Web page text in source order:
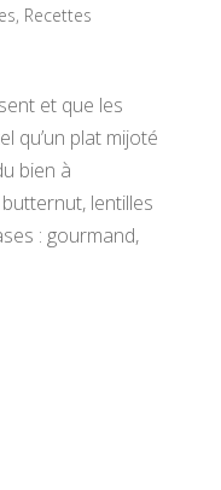
, Recettes
et que les
qu’un plat mijoté
bien à
lentilles
: gourmand,